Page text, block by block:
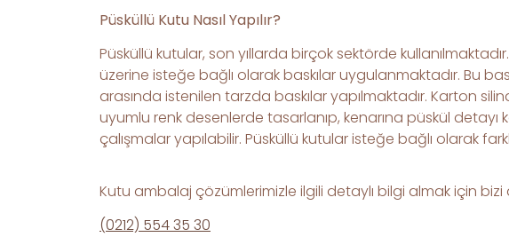
Püsküllü Kutu NasılYapılır?
Püsküllü kutular, son yıllarda birçok sektörde
üzerine isteğe bağlı olarak baskılar uygulanmaktadır. Bu
arasında istenilen tarzda baskılar yapılmaktadır. Karton
uyumlu renk desenlerde tasarlanıp, kenarına püskül
çalışmalar yapılabilir. Püsküllü kutular isteğe bağlı olarak
Kutu ambalaj çözümlerimizle ilgili detaylı bilgi almak için bizi
(0212) 554 35 30